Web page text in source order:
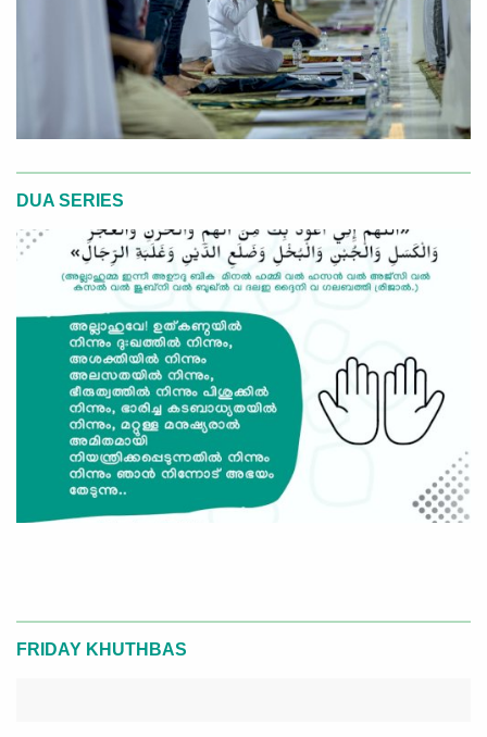
DUA SERIES
FRIDAY KHUTHBAS